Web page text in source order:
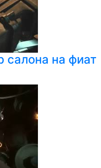
салона на фиат